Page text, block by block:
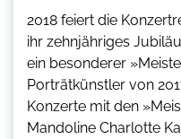
2018 feiert die
ihr zehnjähriges
ein besonderer
Porträtkünstler von
Konzerte mit den
Mandoline Charlotte